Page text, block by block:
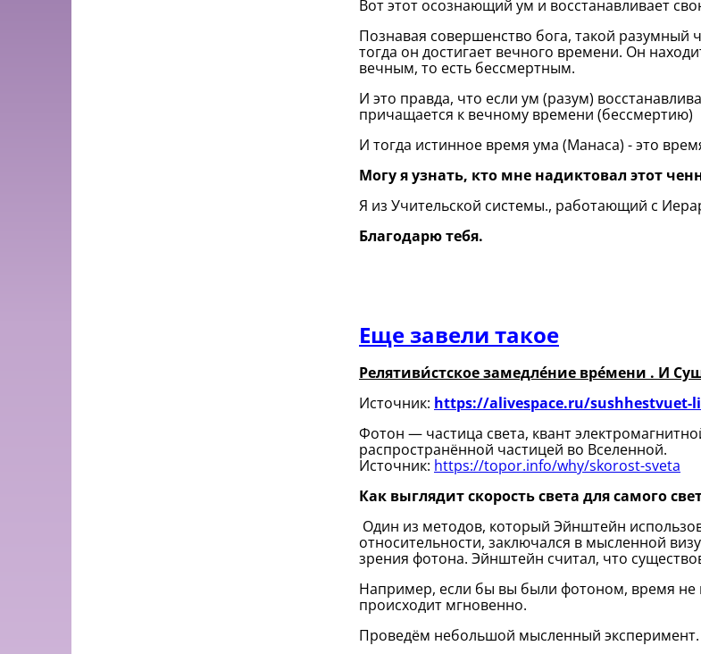
Вот этот осознающий ум и восстанавливает
Познавая совершенство бога, такой
тогда он достигает вечного времени. Он
вечным, то есть бессмертным.
И это правда, что если ум (разум)
причащается к вечному времени (бессмертию)
И тогда истинное время ума (Манаса) - это
Могу я узнать, кто мне надиктовал этот
Я из Учительской системы., работающий с
Благодарю тебя.
Еще завели такое
Релятиви́стское замедле́ние вре́мени . И
Источник: https://alivespace.ru/sushhestvuet-
Фотон — частица света, квант
распространённой частицей во Вселенной.
Источник: https://topor.info/why/skorost-sveta
Как выглядит скорость света для самого
Один из методов, который Эйнштейн
относительности, заключался в мысленной
зрения фотона. Эйнштейн считал, что
Например, если бы вы были фотоном, время не
происходит мгновенно.
Проведём небольшой мысленный эксперимент.